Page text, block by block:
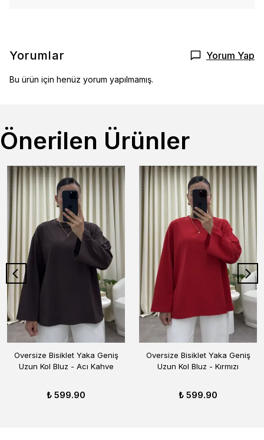
Yorumlar Yorum Yap
Bu ürün için henüz yorum yapılmamış.
Önerilen Ürünler
Oversize Bisiklet Yaka Geniş
Uzun Kol Bluz - Acı Kahve
₺ 599.90
Oversize Bisiklet Yaka Geniş
Uzun Kol Bluz - Kırmızı
₺ 599.90